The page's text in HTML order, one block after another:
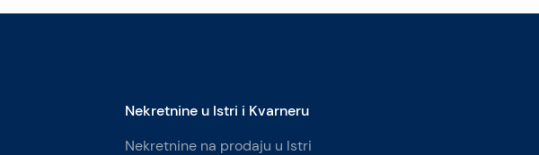
Nekretnine u Istri i Kvarneru
Nekretnine na prodaju u Istri